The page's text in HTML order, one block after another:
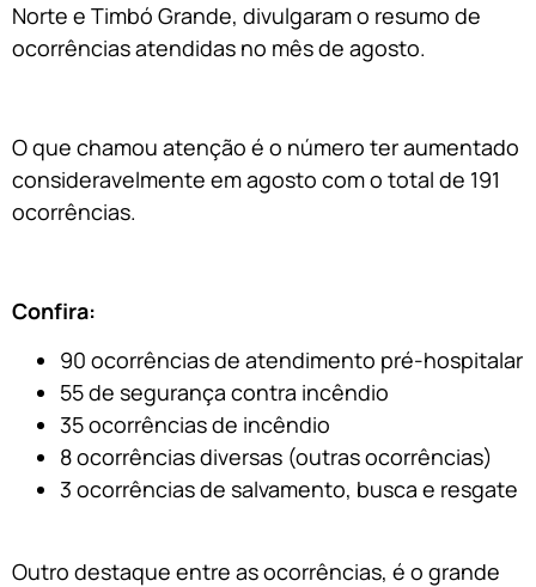
Norte e Timbó Grande, divulgaram o resumo de
ocorrências atendidas no mês de agosto.
O que chamou atenção é o número ter aumentado
consideravelmente em agosto com o total de 191
ocorrências.
Confira:
90 ocorrências de atendimento pré-hospitalar
55 de segurança contra incêndio
35 ocorrências de incêndio
8 ocorrências diversas (outras ocorrências)
3 ocorrências de salvamento, busca e resgate
Outro destaque entre as ocorrências, é o grande